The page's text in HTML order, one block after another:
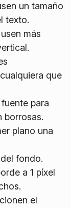
un tamaño
texto.
más
que
para
borrosas.
plano una
fondo.
a 1 píxel
el